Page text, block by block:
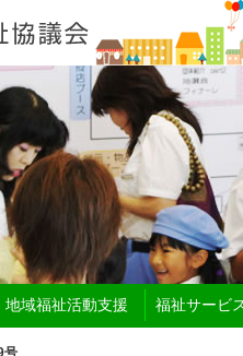
地域福祉活動支援 福祉サービ
号